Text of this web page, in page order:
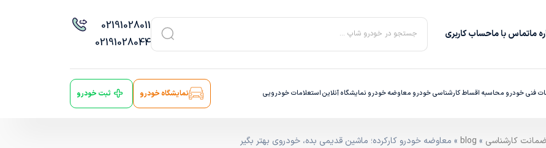
ماتماس با ماحساب کاربری جستجو در خودرو شاپ ...
02191028011
02191028044
فنی خودرو محاسبه اقساطکارشناسی خودرو معاوضه خودرو نمایشگاه آنلایناستعلامات خودرویی نمایشگاه خودرو ثبت خودرو
»
blog » معاوضه خودرو کارکرده؛ ماشین قدیمی بده، خودروی بهتر بگیر